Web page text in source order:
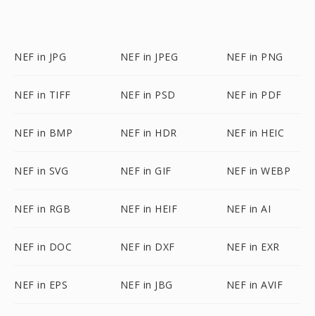
NEF in JPG NEF in JPEG NEF in PNG
NEF in TIFF NEF in PSD NEF in PDF
NEF in BMP NEF in HDR NEF in HEIC
NEF in SVG NEF in GIF NEF in WEBP
NEF in RGB NEF in HEIF NEF in AI
NEF in DOC NEF in DXF NEF in EXR
NEF in EPS NEF in JBG NEF in AVIF